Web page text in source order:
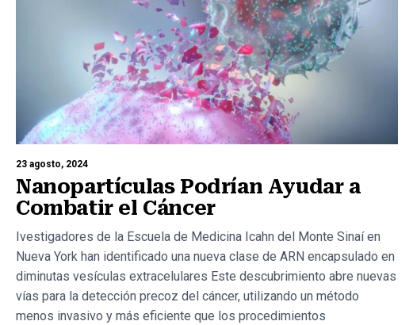
23 agosto, 2024
Nanopartículas Podrían Ayudar a
Combatir el Cáncer
Ivestigadores de la Escuela de Medicina Icahn del Monte Sinaí en
Nueva York han identificado una nueva clase de ARN encapsulado en
diminutas vesículas extracelulares Este descubrimiento abre nuevas
vías para la detección precoz del cáncer, utilizando un método
menos invasivo y más eficiente que los procedimientos